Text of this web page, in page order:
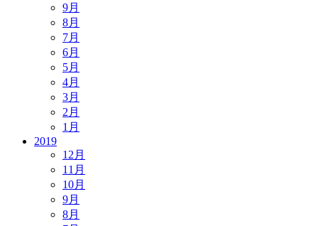
9月
8月
7月
6月
5月
4月
3月
2月
1月
2019
12月
11月
10月
9月
8月